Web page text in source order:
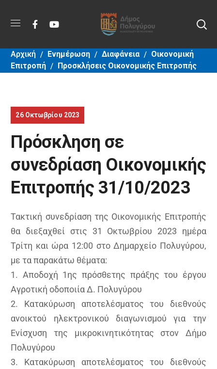
Αρχική Ενημέρωση Διαφάνεια
Οικονομική
Επιτροπή
Προσκλήσεις Οικονομικής Επιτροπής
26 Οκτωβρίου 2023
Πρόσκληση σε
συνεδρίαση Οικονομικής
Επιτροπής 31/10/2023
Τακτική συνεδρίαση της Οικονομικής Επιτροπής
θα διεξαχθεί στις 31 Οκτωβρίου 2023 ημέρα
Τρίτη και ώρα 12:00 στο Δημαρχείο Πολυγύρου,
με τα παρακάτω θέματα:
1. Αποδοχή 1ης πρόσθετης πράξης του έργου
Αγροτική οδοποιία Δ. Πολυγύρου
2. Κατακύρωση αποτελέσματος του διεθνούς
ανοικτού ηλεκτρονικού διαγωνισμού για την
Ενίσχυση της μικροκινητικότητας στον Δήμο
Πολυγύρου
3. Κατακύρωση αποτελέσματος του διεθνούς